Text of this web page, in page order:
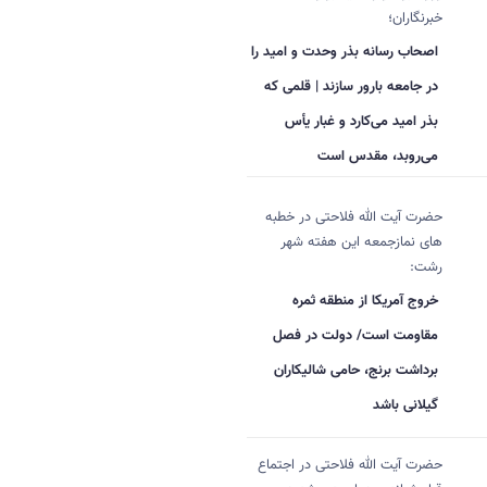
خبرنگاران؛
اصحاب رسانه بذر وحدت و امید را
در جامعه بارور سازند | قلمی که
بذر امید می‌کارد و غبار یأس
می‌روبد، مقدس است
حضرت آیت الله فلاحتی در خطبه
های نمازجمعه این هفته شهر
رشت:
خروج آمریکا از منطقه ثمره
مقاومت است/ دولت در فصل
برداشت برنج، حامی شالیکاران
گیلانی باشد
حضرت آیت الله فلاحتی در اجتماع